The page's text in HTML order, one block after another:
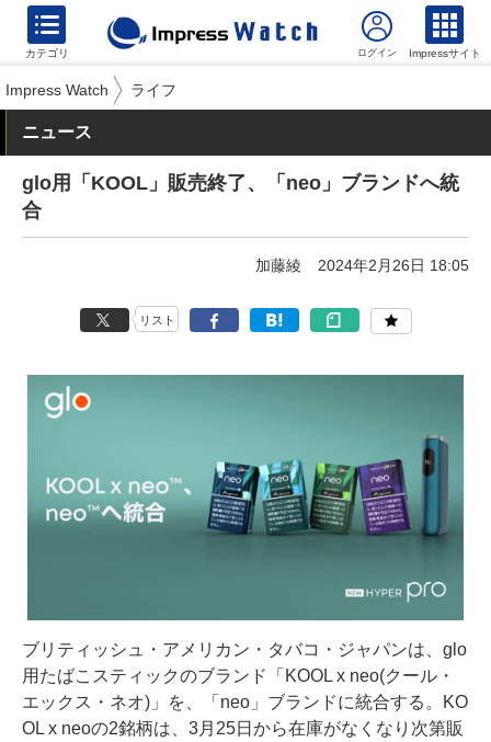
カテゴリ Impressサイト
Impress Watch ライフ
ニュース
glo用「KOOL」販売終了、「neo」ブランドへ統
合
加藤綾 2024年2月26日 18:05
リスト
ブリティッシュ・アメリカン・タバコ・ジャパンは、glo
用たばこスティックのブランド「KOOL x neo(クール・
エックス・ネオ)」を、「neo」ブランドに統合する。KO
OL x neoの2銘柄は、3月25日から在庫がなくなり次第販